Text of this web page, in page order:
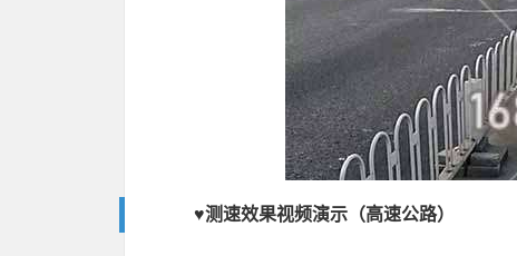
♥测速效果视频演示（高速公路）